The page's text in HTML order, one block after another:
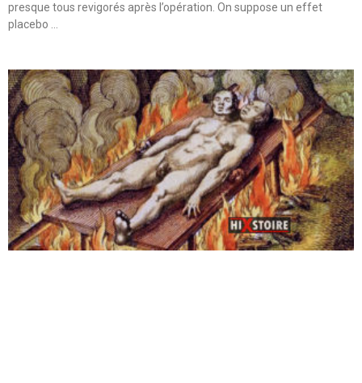
presque tous revigorés après l’opération. On suppose un effet
placebo …